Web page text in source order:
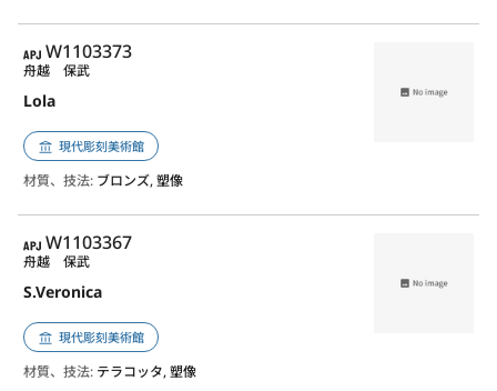
APJ
W1103373
Lola
舟越 保武
現代彫刻美術館
材質、技法: ブロンズ, 塑像
APJ
W1103367
S.Veronica
舟越 保武
現代彫刻美術館
材質、技法: テラコッタ, 塑像